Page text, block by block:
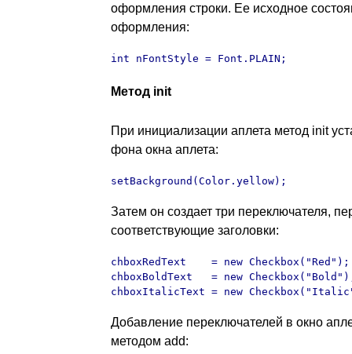
оформления строки. Ее исходное
оформления:
int nFontStyle = Font.PLAIN;
Метод init
При инициализации аплета метод init
фона окна аплета:
setBackground(Color.yellow);
Затем он создает три переключателя,
соответствующие заголовки:
chboxRedText    = new Checkbox("Red");
chboxBoldText   = new
chboxItalicText = new
Добавление переключателей в окно
методом add: